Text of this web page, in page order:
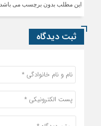
این مطلب بدون برچسب می باشد.
ثبت دیدگاه